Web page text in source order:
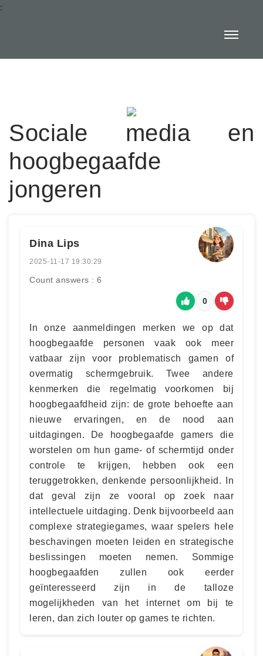
:
Sociale media en
hoogbegaafde
jongeren
Dina Lips
2025-11-17 19:30:29
Count answers : 6
0
In onze aanmeldingen merken we op dat
hoogbegaafde personen vaak ook meer
vatbaar zijn voor problematisch gamen of
overmatig schermgebruik. Twee andere
kenmerken die regelmatig voorkomen bij
hoogbegaafdheid zijn: de grote behoefte aan
nieuwe ervaringen, en de nood aan
uitdagingen. De hoogbegaafde gamers die
worstelen om hun game- of schermtijd onder
controle te krijgen, hebben ook een
teruggetrokken, denkende persoonlijkheid. In
dat geval zijn ze vooral op zoek naar
intellectuele uitdaging. Denk bijvoorbeeld aan
complexe strategiegames, waar spelers hele
beschavingen moeten leiden en strategische
beslissingen moeten nemen. Sommige
hoogbegaafden zullen ook eerder
geïnteresseerd zijn in de talloze
mogelijkheden van het internet om bij te
leren, dan zich louter op games te richten.